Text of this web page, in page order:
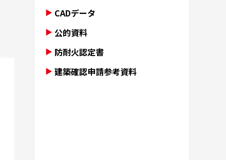
CADデータ
公的資料
防耐火認定書
建築確認申請参考資料